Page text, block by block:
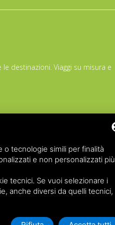
destinazioni. Viaggi su misura e
11/2026
03/03/27
srl
Provincia di Ferrara n. 102131 del 02
tecnologie simili per finalità
e non personalizzati più
tecnici. Se vuoi selezionare i
anche diversi da quelli tecnici,